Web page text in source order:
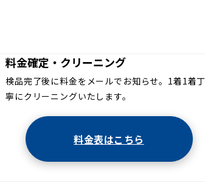
料金確定・クリーニング
検品完了後に料金をメールでお知らせ。1着1着丁
寧にクリーニングいたします。
料金表はこちら